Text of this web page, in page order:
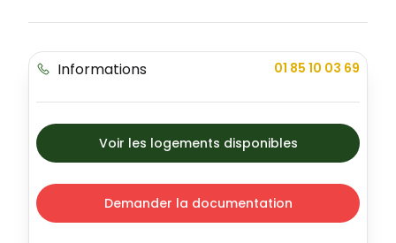
nouvelle conception de l'habitat, mélangeant
appartements soigneusement pensés pour tous
les styles de vie.
environnement idéal
Villiers-sur-Marne est une commune offrant
tous les avantages d'une vie en ville, mais avec le
calme et la tranquillité des espaces verts
environnants. Sécurité, ambiance conviviale et
Informations 01 85 10 03 69
Voir les logements disponibles
Demander la documentation